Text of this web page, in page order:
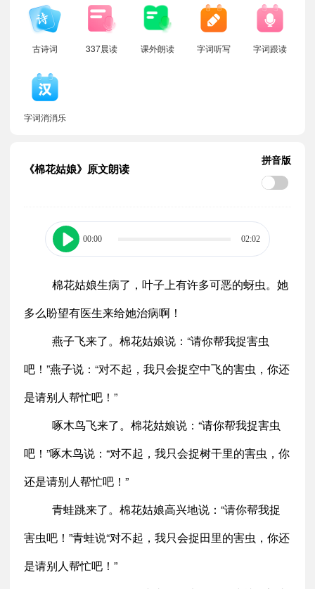
古诗词 337晨读 课外朗读 字词听写 字词跟读
字词消消乐
《棉花姑娘》原文朗读
拼音版
00:00 02:02
棉花姑娘生病了，叶子上有许多可恶的蚜虫。她
多么盼望有医生来给她治病啊！
燕子飞来了。棉花姑娘说：“请你帮我捉害虫
吧！”燕子说：“对不起，我只会捉空中飞的害虫，你还
是请别人帮忙吧！”
啄木鸟飞来了。棉花姑娘说：“请你帮我捉害虫
吧！”啄木鸟说：“对不起，我只会捉树干里的害虫，你
还是请别人帮忙吧！”
青蛙跳来了。棉花姑娘高兴地说：“请你帮我捉
害虫吧！”青蛙说“对不起，我只会捉田里的害虫，你还
是请别人帮忙吧！”